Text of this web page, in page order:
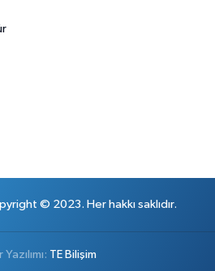
© 2023. Her hakkı saklıdır.
TE Bilişim